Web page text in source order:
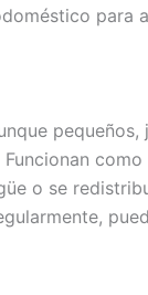
para
pequeños,
como
o se